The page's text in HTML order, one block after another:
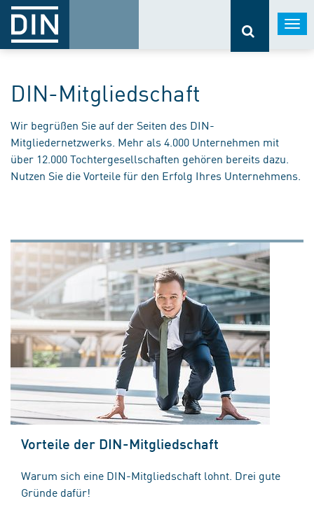
DIN-Mitgliedschaft
Wir begrüßen Sie auf der Seiten des DIN-
Mitgliedernetzwerks. Mehr als 4.000 Unternehmen mit
über 12.000 Tochtergesellschaften gehören bereits dazu.
Nutzen Sie die Vorteile für den Erfolg Ihres Unternehmens.
Vorteile der DIN-Mitgliedschaft
Warum sich eine DIN-Mitgliedschaft lohnt. Drei gute
Gründe dafür!